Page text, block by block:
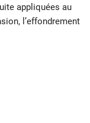
appliquées au
l’effondrement